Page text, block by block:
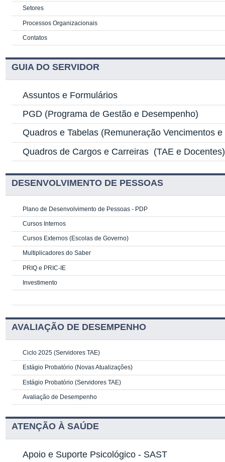
Setores
Processos Organizacionais
Contatos
GUIA DO SERVIDOR
Assuntos e Formulários
PGD (Programa de Gestão e Desempenho)
Quadros e Tabelas (Remuneração Vencimentos
Quadros de Cargos e Carreiras (TAE e Docentes)
DESENVOLVIMENTO DE PESSOAS
Plano de Desenvolvimento de Pessoas - PDP
Cursos Internos
Cursos Externos (Escolas de Governo)
Multiplicadores do Saber
PRIQ e PRIC-IE
Investimento
AVALIAÇÃO DE DESEMPENHO
Ciclo 2025 (Servidores TAE)
Estágio Probatório (Novas Atualizações)
Estágio Probatório (Servidores TAE)
Avaliação de Desempenho
ATENÇÃO À SAÚDE
Apoio e Suporte Psicológico - SAST